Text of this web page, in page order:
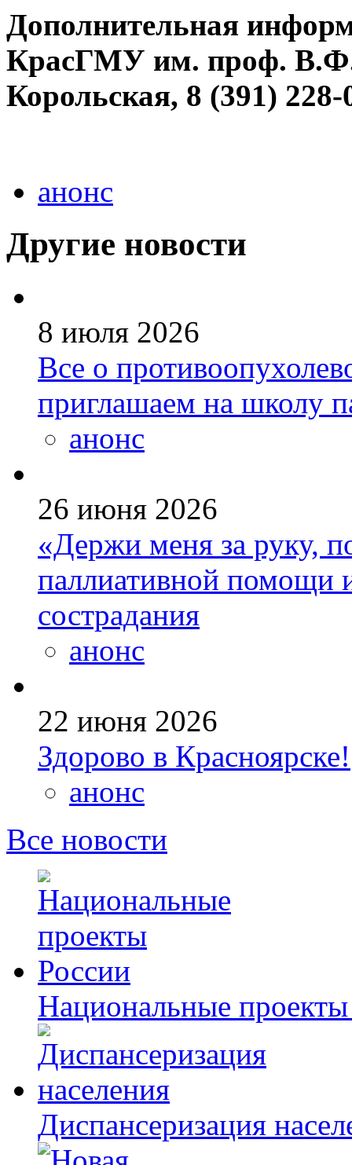
Дополнительная
КрасГМУ им. проф.
Корольская, 8 (391) 228-
анонс
Другие новости
8 июля 2026
Все о
приглашаем на школу
анонс
26 июня 2026
«Держи меня за руку,
паллиативной помощи
сострадания
анонс
22 июня 2026
Здорово в Красноярске!
анонс
Все новости
Национальные
Диспансеризация